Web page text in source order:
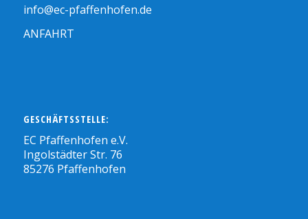
info@ec-pfaffenhofen.de
ANFAHRT
GESCHÄFTSSTELLE:
EC Pfaffenhofen e.V.
Ingolstädter Str. 76
85276 Pfaffenhofen